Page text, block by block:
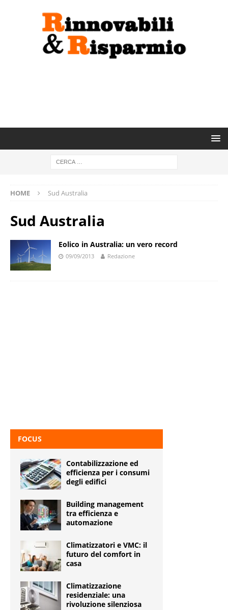
HOME Sud Australia
Sud Australia
Eolico in Australia: un vero record
09/09/2013 Redazione
FOCUS
Contabilizzazione ed
efficienza per i consumi
degli edifici
Building management
tra efficienza e
automazione
Climatizzatori e VMC: il
futuro del comfort in
casa
Climatizzazione
residenziale: una
rivoluzione silenziosa